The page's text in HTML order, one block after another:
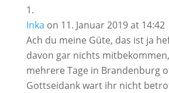
Inka on 11. Januar 2019 at 14:42
Ach du meine Güte, das ist ja
davon gar nichts
mehrere Tage in Brandenburg
Gottseidank wart ihr nicht